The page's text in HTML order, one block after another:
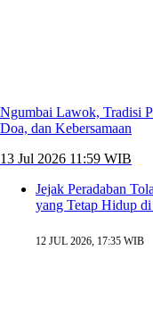
Ngumbai Lawok, Tradisi
Doa, dan Kebersamaan
13 Jul 2026 11:59 WIB
Jejak Peradaban
yang Tetap Hidup di
12 JUL 2026, 17:35 WIB